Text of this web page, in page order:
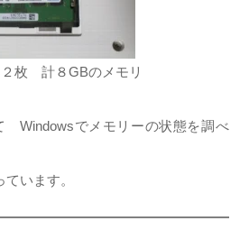
枚 計８GBのメモリ
Windowsでメモリーの状態を調べ
います。